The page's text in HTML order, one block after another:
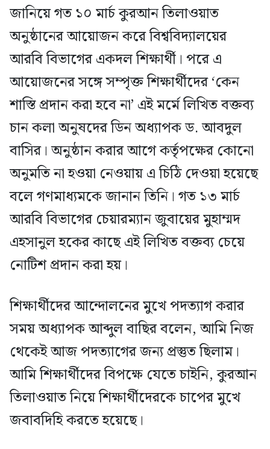
জানিয়ে গত ১০ মার্চ কুরআন তিলাওয়াত
অনুষ্ঠানের আয়োজন করে বিশ্ববিদ্যালয়ের
আরবি বিভাগের একদল শিক্ষার্থী। পরে এ
আয়োজনের সঙ্গে সম্পৃক্ত শিক্ষার্থীদের ‘কেন
শাস্তি প্রদান করা হবে না’ এই মর্মে লিখিত বক্তব্য
চান কলা অনুষদের ডিন অধ্যাপক ড. আবদুল
বাসির। অনুষ্ঠান করার আগে কর্তৃপক্ষের কোনো
অনুমতি না হওয়া নেওয়ায় এ চিঠি দেওয়া হয়েছে
বলে গণমাধ্যমকে জানান তিনি। গত ১৩ মার্চ
আরবি বিভাগের চেয়ারম্যান জুবায়ের মুহাম্মদ
এহসানুল হকের কাছে এই লিখিত বক্তব্য চেয়ে
নোটিশ প্রদান করা হয়।
শিক্ষার্থীদের আন্দোলনের মুখে পদত্যাগ করার
সময় অধ্যাপক আব্দুল বাছির বলেন, আমি নিজ
থেকেই আজ পদত্যাগের জন্য প্রস্তুত ছিলাম।
আমি শিক্ষার্থীদের বিপক্ষে যেতে চাইনি, কুরআন
তিলাওয়াত নিয়ে শিক্ষার্থীদেরকে চাপের মুখে
জবাবদিহি করতে হয়েছে।